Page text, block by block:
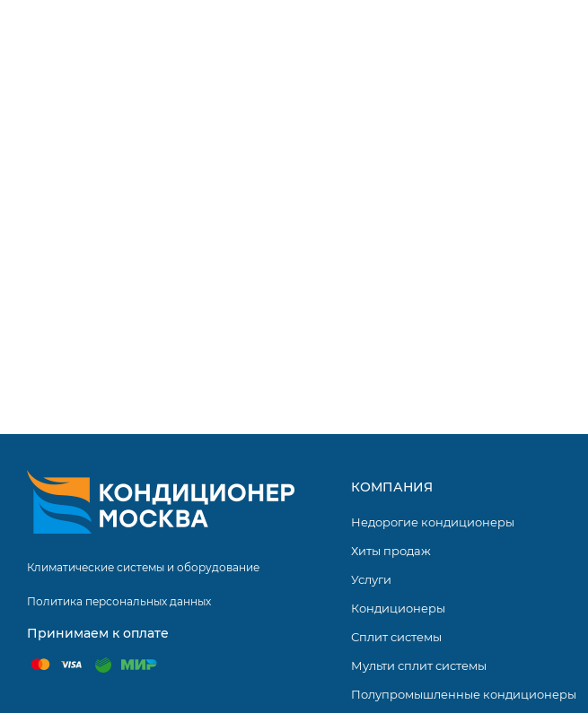
Климатические системы и оборудование
Политика персональных данных
Принимаем к оплате
КОМПАНИЯ
Недорогие кондиционеры
Хиты продаж
Услуги
Кондиционеры
Сплит системы
Мульти сплит системы
Полупромышленные кондиционеры